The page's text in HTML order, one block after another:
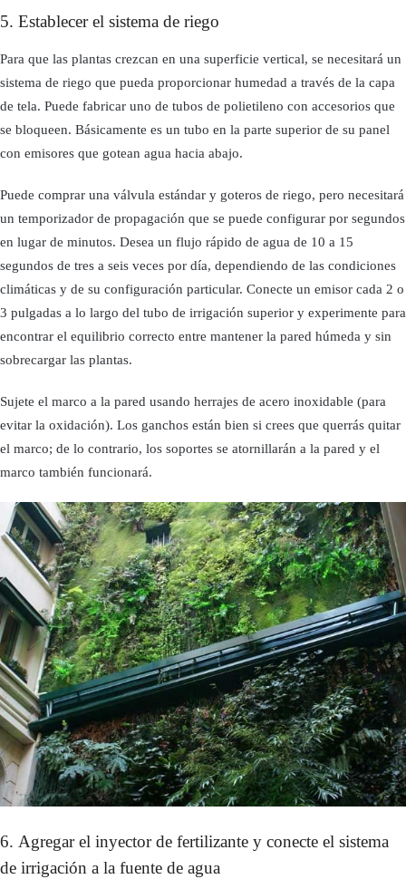
5. Establecer el sistema de riego
Para que las plantas crezcan en una superficie vertical, se necesitará un
sistema de riego que pueda proporcionar humedad a través de la capa
de tela. Puede fabricar uno de tubos de polietileno con accesorios que
se bloqueen. Básicamente es un tubo en la parte superior de su panel
con emisores que gotean agua hacia abajo.
Puede comprar una válvula estándar y goteros de riego, pero necesitará
un temporizador de propagación que se puede configurar por segundos
en lugar de minutos. Desea un flujo rápido de agua de 10 a 15
segundos de tres a seis veces por día, dependiendo de las condiciones
climáticas y de su configuración particular. Conecte un emisor cada 2 o
3 pulgadas a lo largo del tubo de irrigación superior y experimente para
encontrar el equilibrio correcto entre mantener la pared húmeda y sin
sobrecargar las plantas.
Sujete el marco a la pared usando herrajes de acero inoxidable (para
evitar la oxidación). Los ganchos están bien si crees que querrás quitar
el marco; de lo contrario, los soportes se atornillarán a la pared y el
marco también funcionará.
6. Agregar el inyector de fertilizante y conecte el sistema
de irrigación a la fuente de agua